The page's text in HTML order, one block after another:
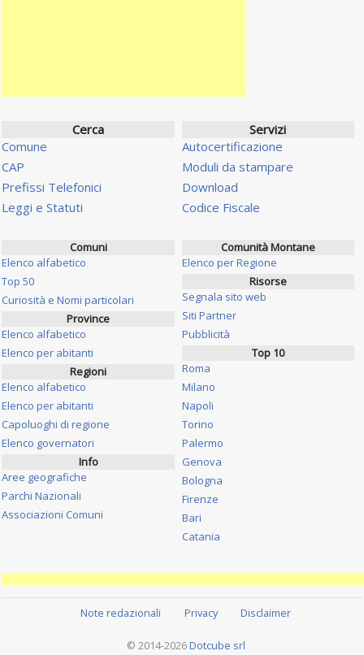
Cerca
Comune
CAP
Prefissi Telefonici
Leggi e Statuti
Servizi
Autocertificazione
Moduli da stampare
Download
Codice Fiscale
Comuni
Elenco alfabetico
Top 50
Curiosità e Nomi particolari
Province
Elenco alfabetico
Elenco per abitanti
Regioni
Elenco alfabetico
Elenco per abitanti
Capoluoghi di regione
Elenco governatori
Info
Aree geografiche
Parchi Nazionali
Associazioni Comuni
Comunità Montane
Elenco per Regione
Risorse
Segnala sito web
Siti Partner
Pubblicità
Top 10
Roma
Milano
Napoli
Torino
Palermo
Genova
Bologna
Firenze
Bari
Catania
Note redazionali Privacy Disclaimer
© 2014-2026 Dotcube srl